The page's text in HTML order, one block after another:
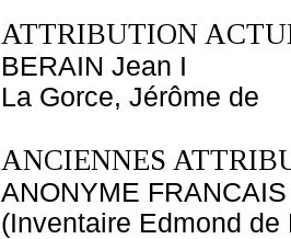
ATTRIBUTION
BERAIN Jean I
La Gorce, Jérôme de
ANCIENNES
ANONYME FRANCAIS
(Inventaire Edmond